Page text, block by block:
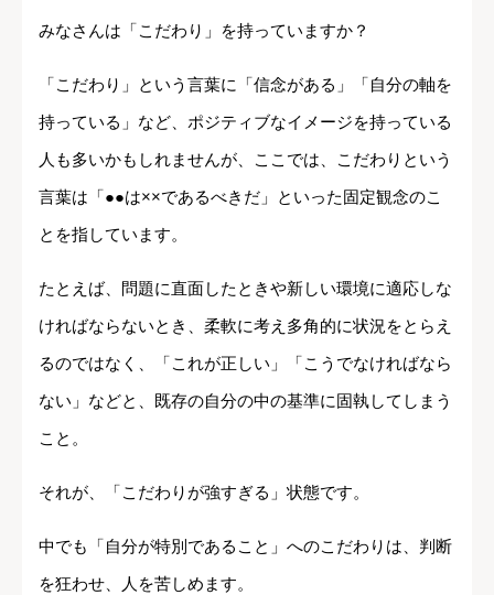
みなさんは「こだわり」を持っていますか？
「こだわり」という言葉に「信念がある」「自分の軸を
持っている」など、ポジティブなイメージを持っている
人も多いかもしれませんが、ここでは、こだわりという
言葉は「●●は××であるべきだ」といった固定観念のこ
とを指しています。
たとえば、問題に直面したときや新しい環境に適応しな
ければならないとき、柔軟に考え多角的に状況をとらえ
るのではなく、「これが正しい」「こうでなければなら
ない」などと、既存の自分の中の基準に固執してしまう
こと。
それが、「こだわりが強すぎる」状態です。
中でも「自分が特別であること」へのこだわりは、判断
を狂わせ、人を苦しめます。